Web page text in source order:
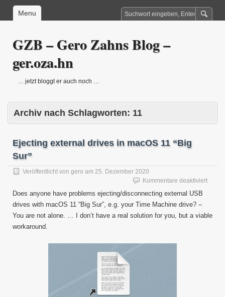
Menu
GZB – Gero Zahns Blog –
ger.oza.hn
… jetzt bloggt er auch noch …
Archiv nach Schlagworten: 11
Ejecting external drives in macOS 11 “Big
Sur”
Veröffentlicht von gero am 25. Dezember 2020
Kommentare deaktiviertfür
in
Does anyone have problems ejecting/disconnecting external USB
drives with macOS 11 “Big Sur”, e.g. your Time Machine drive? –
You are not alone. … I don’t have a real solution for you, but a viable
workaround.